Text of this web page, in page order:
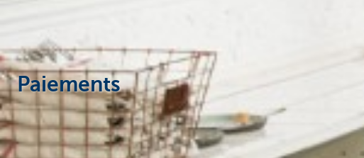
Paiements